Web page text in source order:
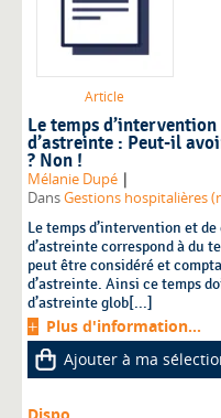
Article
Le temps
d’astreinte : Peut-il
? Non !
Mélanie Dupé |
DansGestions hospitalières
Le temps d’intervention et
d’astreinte correspond à du
peut être considéré et
d’astreinte. Ainsi ce temps
d’astreinte glob[...]
Plus d'information...
Ajouter à ma